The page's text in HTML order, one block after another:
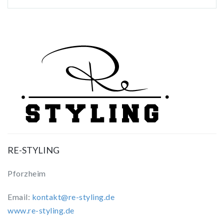
RE-STYLING
Pforzheim
Email: kontakt@re-styling.de
www.re-styling.de